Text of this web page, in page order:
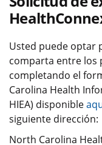
Usted puede optar
comparta entre los
completando el
Carolina Health
HIEA) disponible
siguiente dirección:
North Carolina